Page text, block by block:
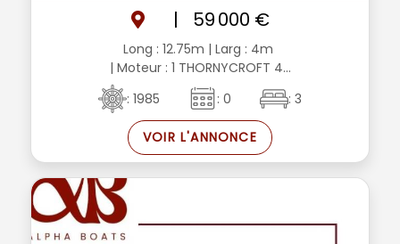
|
59 000 €
Long : 12.75m | Larg : 4m
| Moteur : 1 THORNYCROFT 4...
: 1985
: 0 : 3
VOIR L'ANNONCE